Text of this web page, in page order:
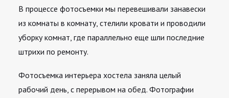
В процессе фотосъемки мы перевешивали занавески
из комнаты в комнату, стелили кровати и проводили
уборку комнат, где параллельно еще шли последние
штрихи по ремонту.
Фотосъемка интерьера хостела заняла целый
рабочий день, с перерывом на обед. Фотографии